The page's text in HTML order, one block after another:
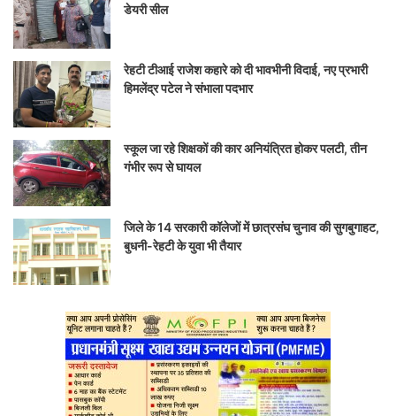
डेयरी सील
रेहटी टीआई राजेश कहारे को दी भावभीनी विदाई, नए प्रभारी
हिमलेंद्र पटेल ने संभाला पदभार
स्कूल जा रहे शिक्षकों की कार अनियंत्रित होकर पलटी, तीन
गंभीर रूप से घायल
जिले के 14 सरकारी कॉलेजों में छात्रसंघ चुनाव की सुगबुगाहट,
बुधनी-रेहटी के युवा भी तैयार